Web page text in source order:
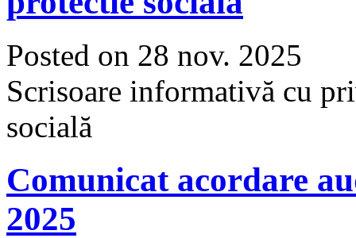
Posted on 28 nov. 2025
Scrisoare informativă cu
socială
Comunicat acordare
2025